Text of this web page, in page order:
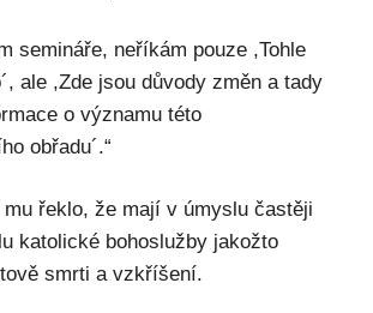
semináře, neříkám pouze ,Tohle
ale ,Zde jsou důvody změn a tady
o významu této
obřadu´.“
řeklo, že mají v úmyslu častěji
katolické bohoslužby jakožto
smrti a vzkříšení.